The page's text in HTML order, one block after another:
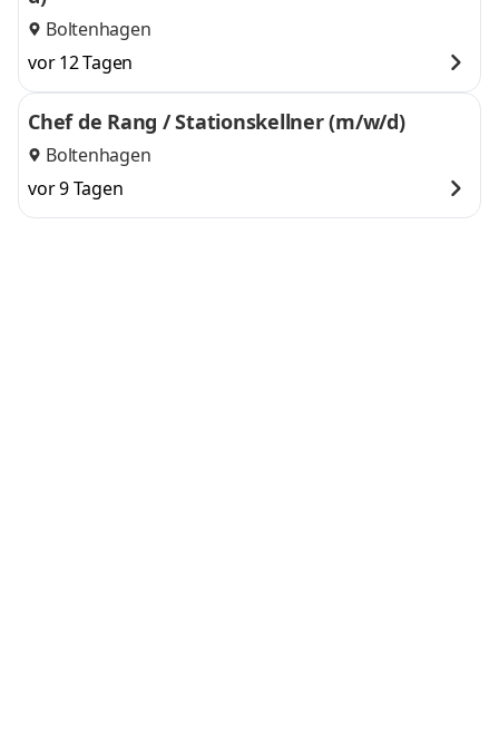
Boltenhagen
vor 12 Tagen
Chef de Rang / Stationskellner (m/w/d)
Boltenhagen
vor 9 Tagen